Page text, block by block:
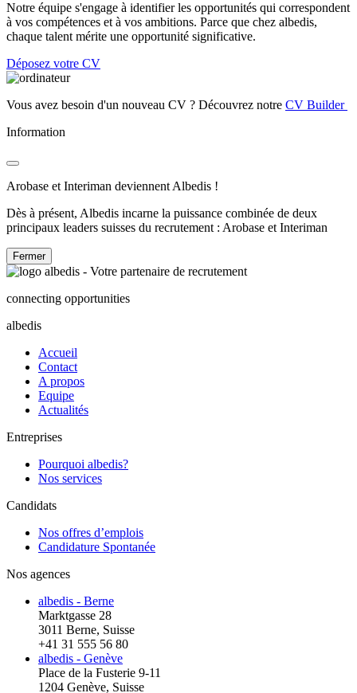
Notre équipe s'engage à identifier les opportunités qui correspondent
à vos compétences et à vos ambitions. Parce que chez albedis,
chaque talent mérite une opportunité significative.
Déposez votre CV
Vous avez besoin d'un nouveau CV ? Découvrez notre CV Builder
Information
Arobase et Interiman deviennent Albedis !
Dès à présent, Albedis incarne la puissance combinée de deux
principaux leaders suisses du recrutement : Arobase et Interiman
Fermer
connecting opportunities
albedis
Accueil
Contact
A propos
Equipe
Actualités
Entreprises
Pourquoi albedis?
Nos services
Candidats
Nos offres d’emplois
Candidature Spontanée
Nos agences
albedis - Berne
Marktgasse 28
3011 Berne, Suisse
+41 31 555 56 80
albedis - Genève
Place de la Fusterie 9-11
1204 Genève, Suisse